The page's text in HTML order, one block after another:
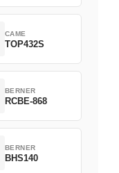
CAME
TOP432S
BERNER
RCBE-868
BERNER
BHS140